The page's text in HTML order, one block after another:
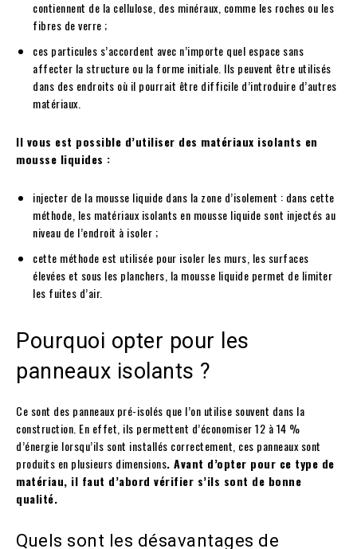
contiennent de la cellulose, des minéraux, comme les roches ou les
fibres de verre ;
ces particules s’accordent avec n’importe quel espace sans
affecter la structure ou la forme initiale. Ils peuvent être utilisés
dans des endroits où il pourrait être difficile d’introduire d’autres
matériaux.
Il vous est possible d’utiliser des matériaux isolants en
mousse liquides :
injecter de la mousse liquide dans la zone d’isolement : dans cette
méthode, les matériaux isolants en mousse liquide sont injectés au
niveau de l’endroit à isoler ;
cette méthode est utilisée pour isoler les murs, les surfaces
élevées et sous les planchers, la mousse liquide permet de limiter
les fuites d’air.
Pourquoi opter pour les
panneaux isolants ?
Ce sont des panneaux pré-isolés que l’on utilise souvent dans la
construction. En effet, ils permettent d’économiser 12 à 14 %
d’énergie lorsqu’ils sont installés correctement, ces panneaux sont
produits en plusieurs dimensions. Avant d’opter pour ce type de
matériau, il faut d’abord vérifier s’ils sont de bonne
qualité.
Quels sont les désavantages de